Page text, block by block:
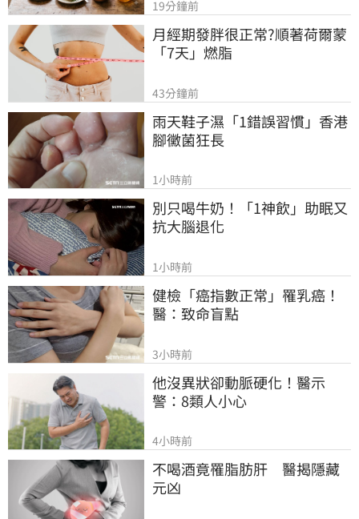
19分鐘前
月經期發胖很正常?順著荷爾蒙
「7天」燃脂
43分鐘前
雨天鞋子濕「1錯誤習慣」香港
腳黴菌狂長
1小時前
別只喝牛奶！「1神飲」助眠又
抗大腦退化
1小時前
健檢「癌指數正常」罹乳癌！
醫：致命盲點
3小時前
他沒異狀卻動脈硬化！醫示
警：8類人小心
4小時前
不喝酒竟罹脂肪肝　醫揭隱藏
元凶